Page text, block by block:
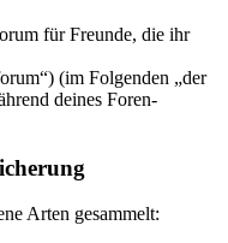
für Freunde, die ihr
(im Folgenden „der
deines Foren-
Arten gesammelt: